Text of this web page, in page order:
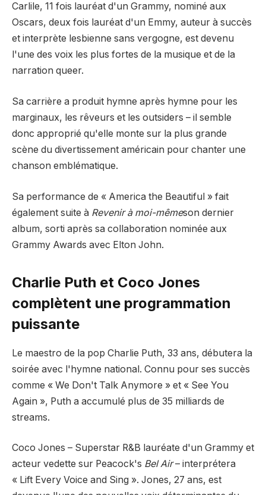
Carlile, 11 fois lauréat d'un Grammy, nominé aux
Oscars, deux fois lauréat d'un Emmy, auteur à succès
et interprète lesbienne sans vergogne, est devenu
l'une des voix les plus fortes de la musique et de la
narration queer.
Sa carrière a produit hymne après hymne pour les
marginaux, les rêveurs et les outsiders – il semble
donc approprié qu'elle monte sur la plus grande
scène du divertissement américain pour chanter une
chanson emblématique.
Sa performance de « America the Beautiful » fait
également suite à Revenir à moi-mêmeson dernier
album, sorti après sa collaboration nominée aux
Grammy Awards avec Elton John.
Charlie Puth et Coco Jones
complètent une programmation
puissante
Le maestro de la pop Charlie Puth, 33 ans, débutera la
soirée avec l'hymne national. Connu pour ses succès
comme « We Don't Talk Anymore » et « See You
Again », Puth a accumulé plus de 35 milliards de
streams.
Coco Jones – Superstar R&B lauréate d'un Grammy et
acteur vedette sur Peacock's Bel Air– interprétera
« Lift Every Voice and Sing ». Jones, 27 ans, est